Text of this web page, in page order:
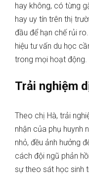
hay không, có từng
hay uy tín trên thị
đầu để hạn chế rủi
hiệu tư vấn du học
trong mọi hoạt động.
Trải nghiệm
Theo chị Hà, trải
nhận của phụ huynh
nhỏ, đều ảnh hưởng
cách đội ngũ phản
sự theo sát học sinh